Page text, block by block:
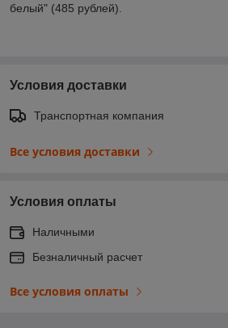
белый" (485 рублей).
Условия доставки
Транспортная компания
Все условия доставки
Условия оплаты
Наличными
Безналичный расчет
Все условия оплаты